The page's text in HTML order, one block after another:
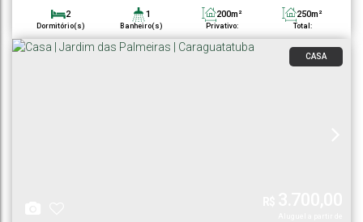
2
Dormitório(s)
1
Banheiro(s) Privativo:
200m²
Total:
250m²
Vaga(s) Útil: Terreno:
CASA